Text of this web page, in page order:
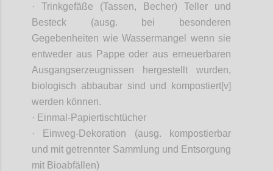
· Trinkgefäße (Tassen, Becher) Teller und
Besteck (ausg. bei besonderen
Gegebenheiten wie Wassermangel wenn sie
entweder aus Pappe oder aus erneuerbaren
Ausgangserzeugnissen hergestellt wurden,
biologisch abbaubar sind und kompostiert[v]
werden können.
· Einmal-Papiertischtücher
· Einweg-Dekoration (ausg. kompostierbar
und mit getrennter Sammlung und Entsorgung
mit Bioabfällen)